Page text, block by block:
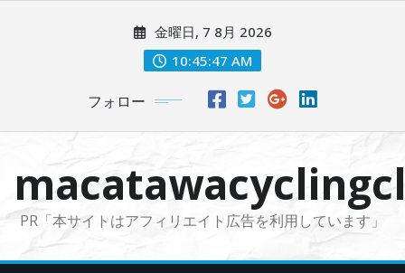
に
金曜日, 7 8月 2026
10:45:48 AM
フォロー
PR「本サイトはアフィリエイト広告を利用しています」